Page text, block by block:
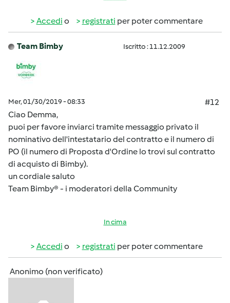
Accedi o registrati per poter commentare
Team Bimby Iscritto : 11.12.2009
Mer, 01/30/2019 - 08:33
#12
Ciao Demma,
puoi per favore inviarci tramite messaggio privato il
nominativo dell'intestatario del contratto e il numero di
PO (il numero di Proposta d'Ordine lo trovi sul contratto
di acquisto di Bimby).
un cordiale saluto
Team Bimby® - i moderatori della Community
In cima
Accedi o registrati per poter commentare
Anonimo (non verificato)